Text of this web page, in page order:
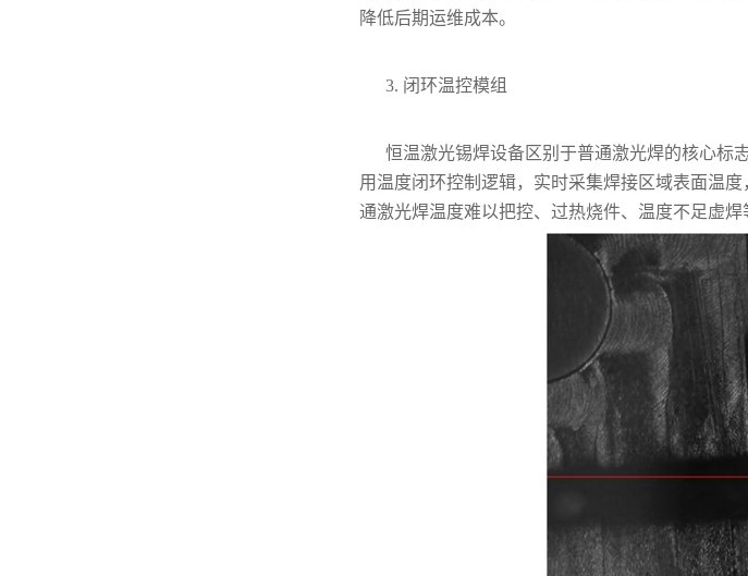
降低后期运维成本。
3. 闭环温控模组
恒温激光锡焊设备区别于普通激光焊的核心标
用温度闭环控制逻辑，实时采集焊接区域表面温
通激光焊温度难以把控、过热烧件、温度不足虚焊